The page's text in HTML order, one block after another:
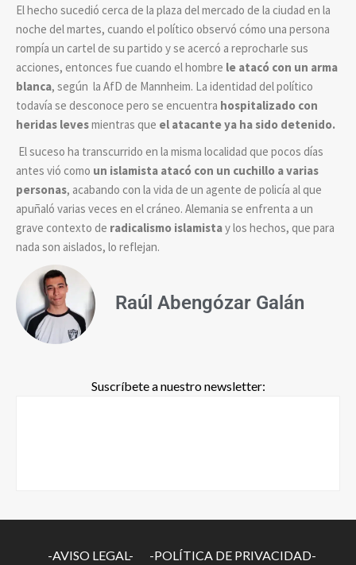
El hecho sucedió cerca de la plaza del mercado de la ciudad en la
noche del martes, cuando el político observó cómo una persona
rompía un cartel de su partido y se acercó a reprocharle sus
acciones, entonces fue cuando el hombre le atacó con un arma
blanca, según la AfD de Mannheim. La identidad del político
todavía se desconoce pero se encuentra hospitalizado con
heridas levesmientras que el atacante ya ha sido detenido.
El suceso ha transcurrido en la misma localidad que pocos días
antes vió como un islamista atacó con un cuchillo a varias
personas, acabando con la vida de un agente de policía al que
apuñaló varias veces en el cráneo. Alemania se enfrenta a un
grave contexto de radicalismo islamistay los hechos, que para
nada son aislados, lo reflejan.
Raúl Abengózar Galán
Suscríbete a nuestro newsletter:
-AVISO LEGAL- -POLÍTICA DE PRIVACIDAD-